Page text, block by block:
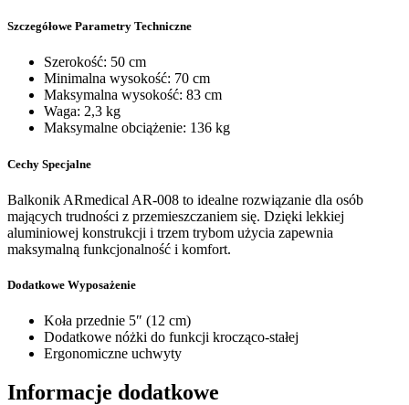
Szczegółowe Parametry Techniczne
Szerokość: 50 cm
Minimalna wysokość: 70 cm
Maksymalna wysokość: 83 cm
Waga: 2,3 kg
Maksymalne obciążenie: 136 kg
Cechy Specjalne
Balkonik ARmedical AR-008 to idealne rozwiązanie dla osób
mających trudności z przemieszczaniem się. Dzięki lekkiej
aluminiowej konstrukcji i trzem trybom użycia zapewnia
maksymalną funkcjonalność i komfort.
Dodatkowe Wyposażenie
Koła przednie 5″ (12 cm)
Dodatkowe nóżki do funkcji krocząco-stałej
Ergonomiczne uchwyty
Informacje dodatkowe